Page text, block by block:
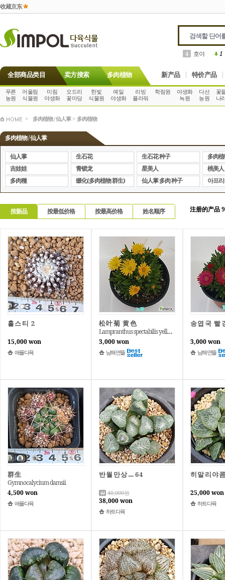
收藏京东
4 호야 1
全部商品类目 卖方搜索 多肉植物 新产品 特价产品
푸른
농원
어울림
식물원
미림
야생화
오드리
꽃마당
한빛
식물원
예일
야생화
리빙
플라워
학림원
야생화
녹원
다선
농원
꽃
나
> 多肉植物 / 仙人掌 > 多肉植物
多肉植物 / 仙人掌
仙人掌 生石花 生石花 种子
多肉
吉娃娃
青锁龙 星美人
桃美人
多肉種
缀化(多肉植物 群生) 仙人掌 多肉 种子 아프
按新品 按最低价格 按最高价格 姓名顺序 注册的产品
홀스티 2
15,000 won
애플다육
松叶菊 黄色
Lampranthus spectabilis yellow
3,000 won
남해연뜰
송엽국 빨
3,000 won
남해연뜰
群生
Gymnocalycium damsii
4,500 won
애플다육
반월만상ㅡ64
40,000원
38,000 won
하트다육
히말리야
25,000 won
하트다육